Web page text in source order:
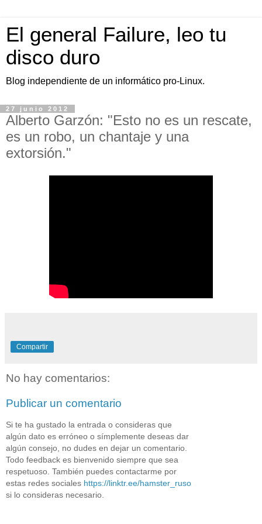
El general Failure, leo tu
disco duro
Blog independiente de un informático pro-Linux.
27 junio 2012
Alberto Garzón: "Esto no es un rescate,
es un robo, un chantaje y una
extorsión."
Compartir
No hay comentarios:
Publicar un comentario
Si te ha gustado la entrada o consideras que
algún dato es erróneo o símplemente deseas dar
algún consejo, no dudes en dejar un comentario.
Todo feedback es bienvenido siempre que sea
respetuoso. También puedes contactarme por
estas redes sociales https://linktr.ee/hamster_ruso
si lo consideras necesario.